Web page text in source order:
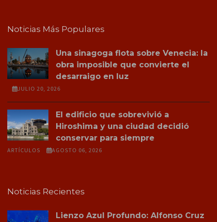
Noticias Más Populares
Una sinagoga flota sobre Venecia: la
obra imposible que convierte el
desarraigo en luz
JULIO 20, 2026
El edificio que sobrevivió a
Hiroshima y una ciudad decidió
conservar para siempre
ARTÍCULOS AGOSTO 06, 2026
Noticias Recientes
Lienzo Azul Profundo: Alfonso Cruz